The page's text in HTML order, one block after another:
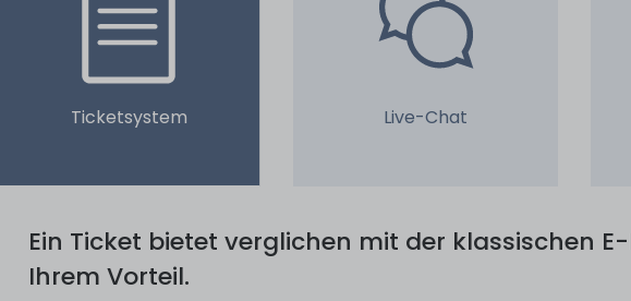
Ticketsystem Live-Chat
Ein Ticket bietet verglichen mit der klassischen
Ihrem Vorteil.